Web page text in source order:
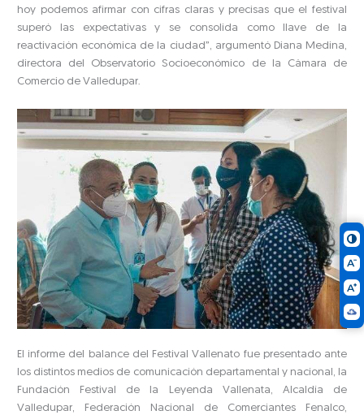
hoy podemos afirmar con cifras claras y precisas que el festival
superó las expectativas y se consolida como llave de la
reactivación económica de la ciudad”, argumentó Diana Medina,
directora del Observatorio Socioeconómico de la Cámara de
Comercio de Valledupar.
El informe del balance del Festival Vallenato fue presentado ante
los distintos medios de comunicación departamental y nacional, la
Fundación Festival de la Leyenda Vallenata, Alcaldía de
Valledupar, Federación Nacional de Comerciantes Fenalco,